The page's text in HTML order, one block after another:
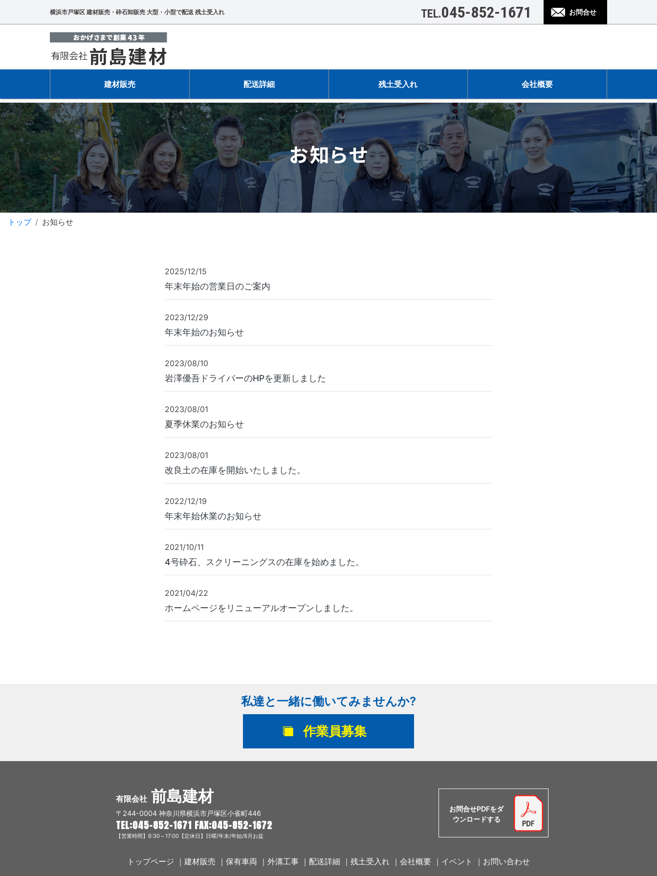
横浜市戸塚区 建材販売・砕石卸販売 大型・小型で配送 残土受入れ TEL.045-852-1671 お問合せ
建材販売
建材販売
保有車両
外溝工事
配送詳細 残土受入れ 会社概要
トップ お知らせ
2025/12/15
年末年始の営業日のご案内
2023/12/29
年末年始のお知らせ
2023/08/10
岩澤優吾ドライバーのHPを更新しました
2023/08/01
夏季休業のお知らせ
2023/08/01
改良土の在庫を開始いたしました。
2022/12/19
年末年始休業のお知らせ
2021/10/11
4号砕石、スクリーニングスの在庫を始めました。
2021/04/22
ホームページをリニューアルオープンしました。
私達と一緒に働いてみませんか?
作業員募集
有限会社 前島建材
〒244-0004 神奈川県横浜市戸塚区小雀町446
TEL:045-852-1671 FAX:045-852-1672
【営業時間】6:30～17:00 【定休日】日曜/年末/年始/8月お盆
お問合せPDFをダ
ウンロードする
トップページ ｜ 建材販売 ｜ 保有車両 ｜ 外溝工事 ｜ 配送詳細 ｜ 残土受入れ ｜ 会社概要 ｜ イベント ｜ お問い合わせ